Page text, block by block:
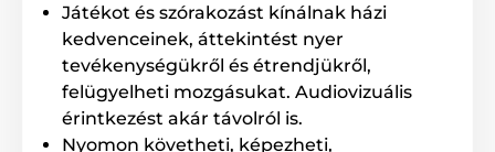
egyszerű, könnyedén és jól tisztítható. Az automata
üzemmód biztosítja a maximális kényelmet játék
Játékot és szórakozást kínálnak házi
kedvenceinek, áttekintést nyer
tevékenységükről és étrendjükről,
felügyelheti mozgásukat. Audiovizuális
érintkezést akár távolról is.
Nyomon követheti, képezheti,